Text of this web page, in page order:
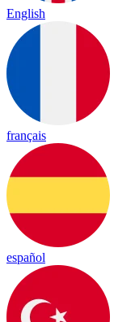
English
français
español